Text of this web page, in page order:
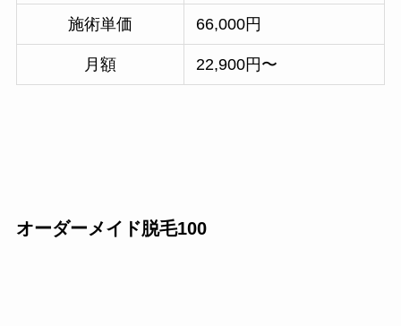
施術単価 66,000円
月額 22,900円〜
オーダーメイド脱毛100